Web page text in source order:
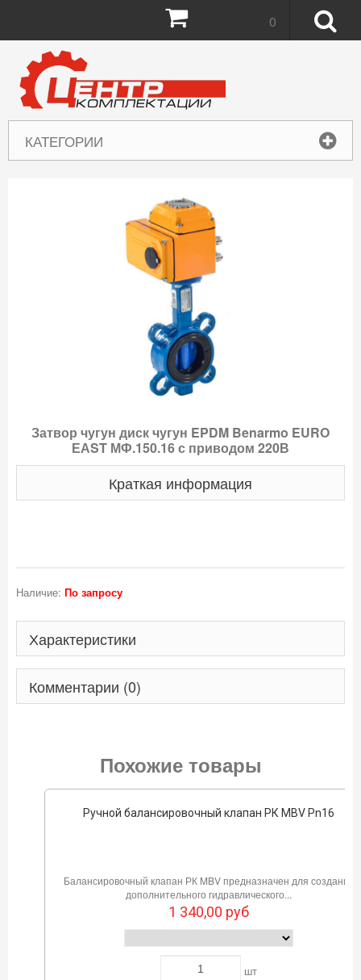
КАТЕГОРИИ
0
Затвор чугун диск чугун EPDM Benarmo EURO
ЕАST МФ.150.16 с приводом 220В
Краткая информация
Наличие: По запросу
Характеристики
Комментарии (0)
Похожие товары
Ручной балансировочный клапан РК MBV Pn16
Балансировочный клапан РК MBV предназначен для создания
дополнительного гидравлического...
1 340,00 руб
шт